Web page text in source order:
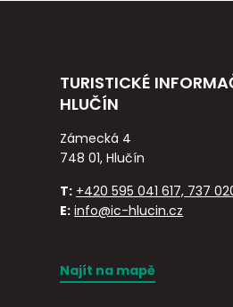
TURISTICKÉ
HLUČÍN
Zámecká 4
748 01, Hlučín
T: +420 595 041 617, 737
E: info@ic-hlucin.cz
Najít na mapě